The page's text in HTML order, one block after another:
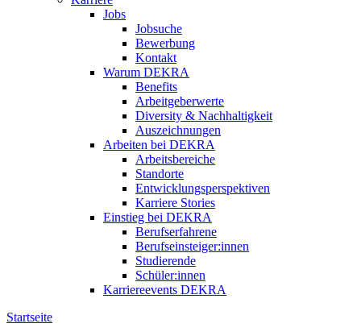
Jobs
Jobsuche
Bewerbung
Kontakt
Warum DEKRA
Benefits
Arbeitgeberwerte
Diversity & Nachhaltigkeit
Auszeichnungen
Arbeiten bei DEKRA
Arbeitsbereiche
Standorte
Entwicklungsperspektiven
Karriere Stories
Einstieg bei DEKRA
Berufserfahrene
Berufseinsteiger:innen
Studierende
Schüler:innen
Karriereevents DEKRA
Startseite